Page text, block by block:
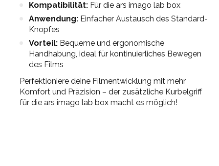
Kompatibilität: Für die ars imago lab box
Anwendung: Einfacher Austausch des Standard-
Knopfes
Vorteil: Bequeme und ergonomische
Handhabung, ideal für kontinuierliches Bewegen
des Films
Perfektioniere deine Filmentwicklung mit mehr
Komfort und Präzision – der zusätzliche Kurbelgriff
für die ars imago lab box macht es möglich!